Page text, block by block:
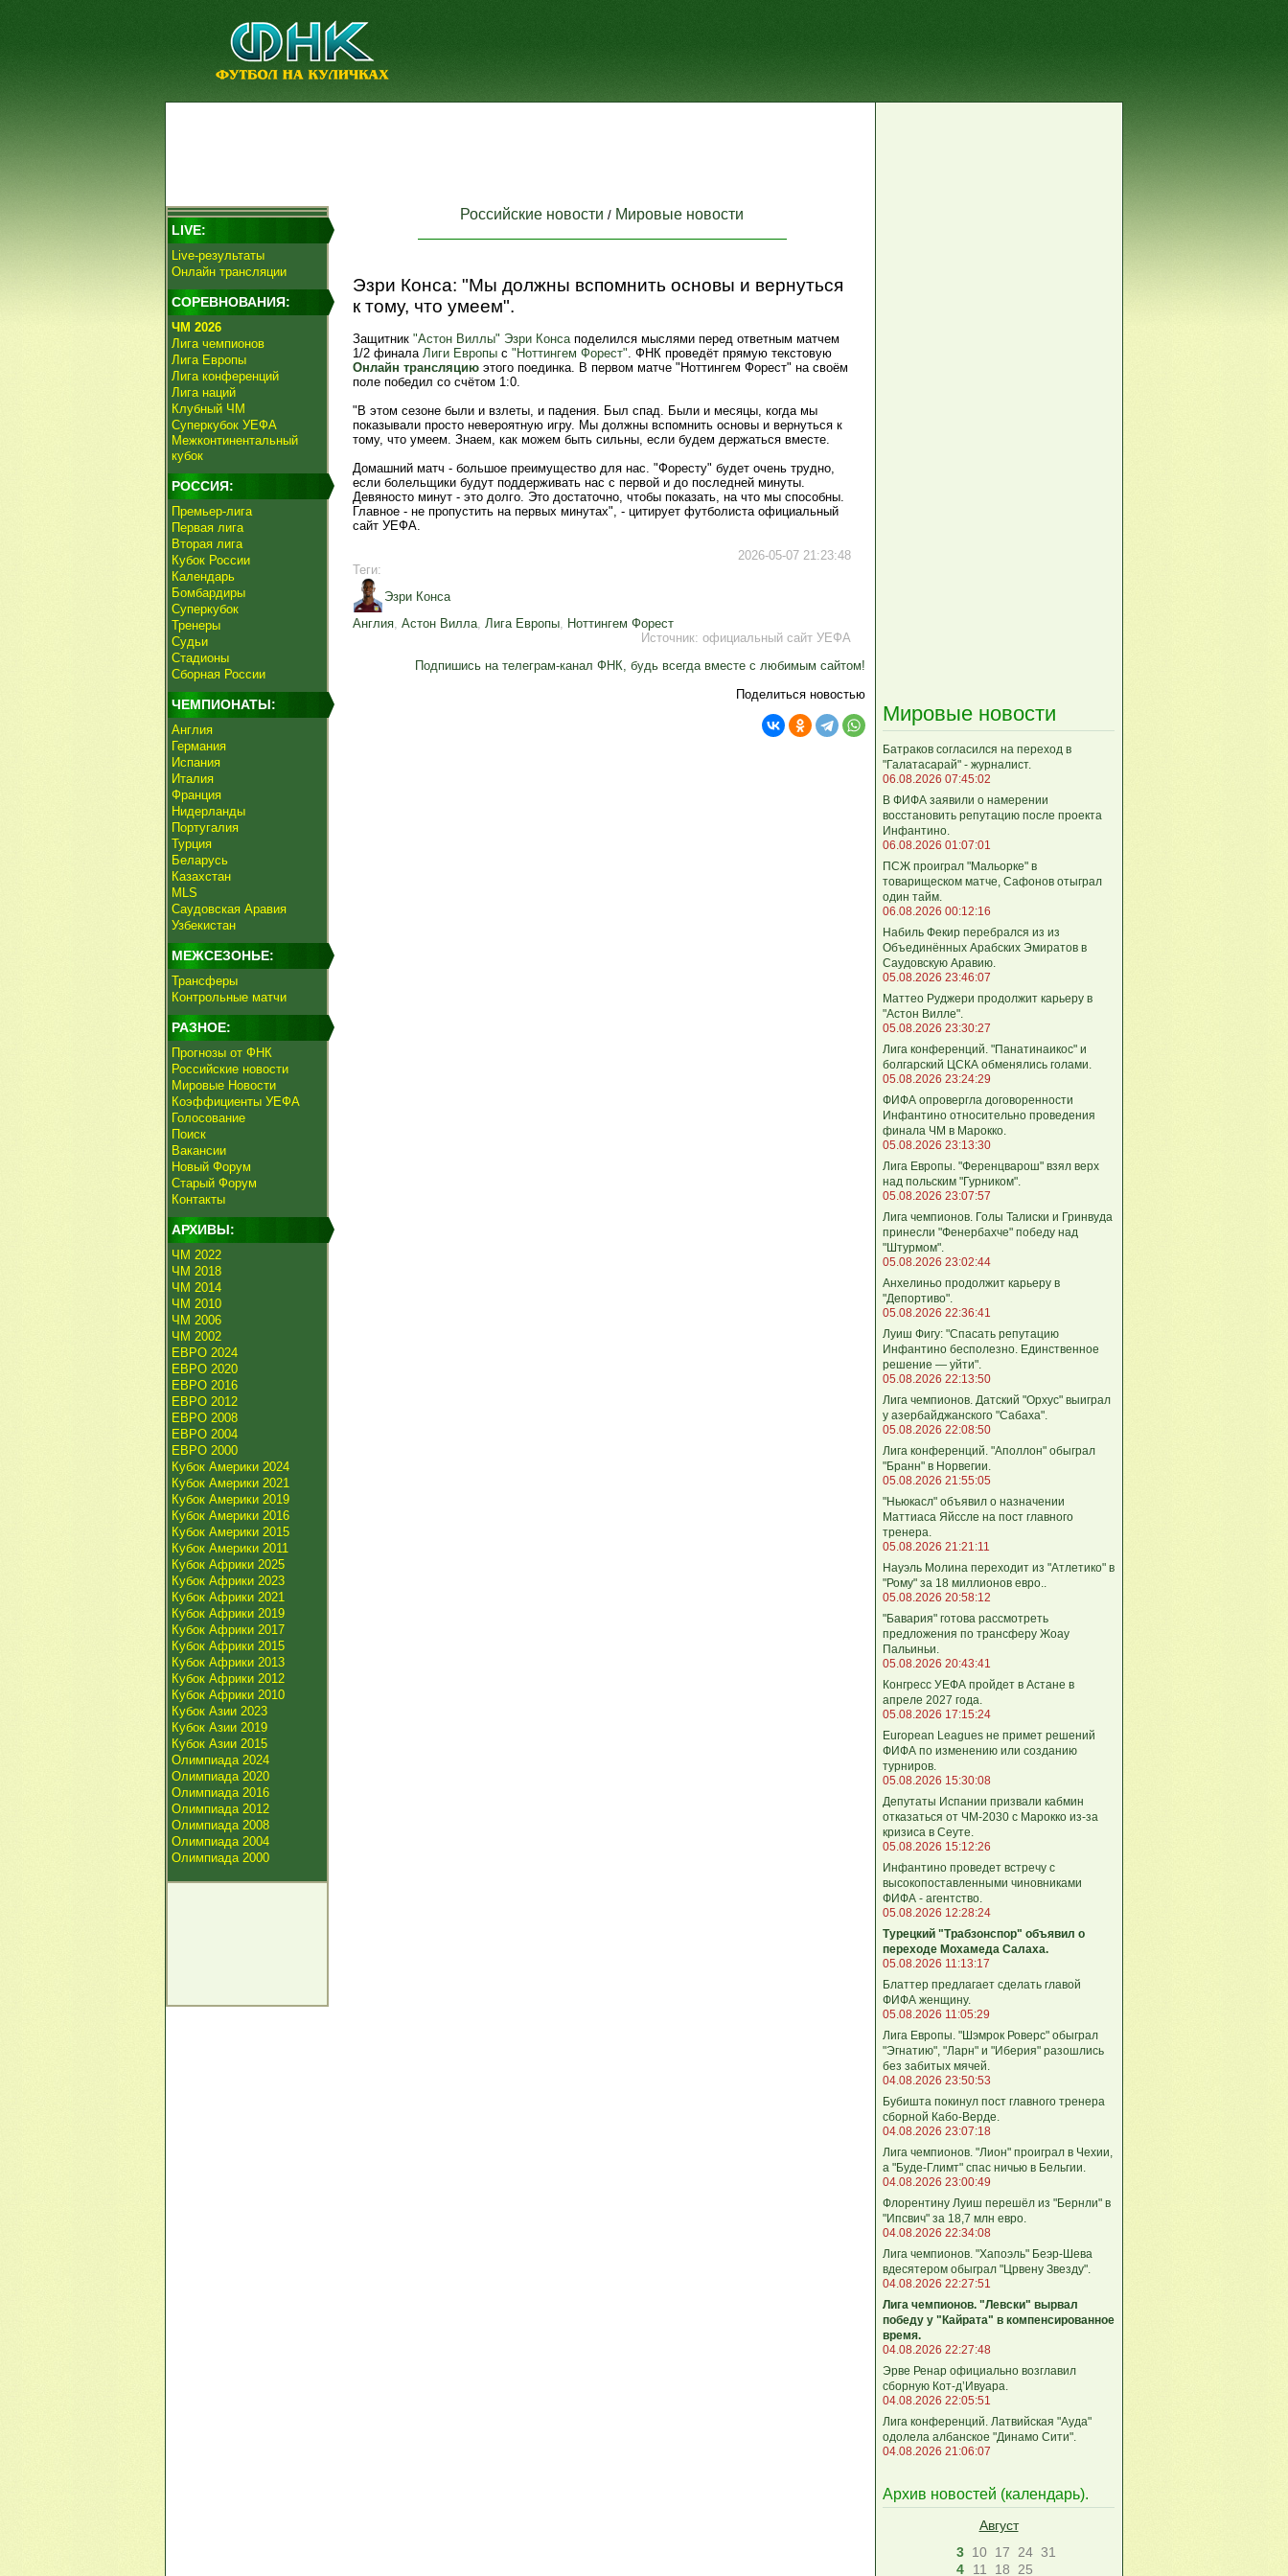
LIVE:
Live-результаты
Онлайн трансляции
СОРЕВНОВАНИЯ:
ЧМ 2026
Лига чемпионов
Лига Европы
Лига конференций
Лига наций
Клубный ЧМ
Суперкубок УЕФА
Межконтинентальный
кубок
РОССИЯ:
Премьер-лига
Первая лига
Вторая лига
Кубок России
Календарь
Бомбардиры
Суперкубок
Тренеры
Судьи
Стадионы
Сборная России
ЧЕМПИОНАТЫ:
Англия
Германия
Испания
Италия
Франция
Нидерланды
Португалия
Турция
Беларусь
Казахстан
MLS
Саудовская Аравия
Узбекистан
МЕЖСЕЗОНЬЕ:
Трансферы
Контрольные матчи
РАЗНОЕ:
Прогнозы от ФНК
Российские новости
Мировые Новости
Коэффициенты УЕФА
Голосование
Поиск
Вакансии
Новый Форум
Старый Форум
Контакты
АРХИВЫ:
ЧМ 2022
ЧМ 2018
ЧМ 2014
ЧМ 2010
ЧМ 2006
ЧМ 2002
ЕВРО 2024
ЕВРО 2020
ЕВРО 2016
ЕВРО 2012
ЕВРО 2008
ЕВРО 2004
ЕВРО 2000
Кубок Америки 2024
Кубок Америки 2021
Кубок Америки 2019
Кубок Америки 2016
Кубок Америки 2015
Кубок Америки 2011
Кубок Африки 2025
Кубок Африки 2023
Кубок Африки 2021
Кубок Африки 2019
Кубок Африки 2017
Кубок Африки 2015
Кубок Африки 2013
Кубок Африки 2012
Кубок Африки 2010
Кубок Азии 2023
Кубок Азии 2019
Кубок Азии 2015
Олимпиада 2024
Олимпиада 2020
Олимпиада 2016
Олимпиада 2012
Олимпиада 2008
Олимпиада 2004
Олимпиада 2000
Российские новости / Мировые новости
Эзри Конса: "Мы должны вспомнить основы и вернуться
к тому, что умеем".
Защитник "Астон Виллы" Эзри Консаподелился мыслями перед ответным матчем
1/2 финала Лиги Европы с "Ноттингем Форест". ФНК проведёт прямую текстовую
Онлайн трансляцию этого поединка. В первом матче "Ноттингем Форест" на своём
поле победил со счётом 1:0.
"В этом сезоне были и взлеты, и падения. Был спад. Были и месяцы, когда мы
показывали просто невероятную игру. Мы должны вспомнить основы и вернуться к
тому, что умеем. Знаем, как можем быть сильны, если будем держаться вместе.
Домашний матч - большое преимущество для нас. "Форесту" будет очень трудно,
если болельщики будут поддерживать нас с первой и до последней минуты.
Девяносто минут - это долго. Это достаточно, чтобы показать, на что мы способны.
Главное - не пропустить на первых минутах", - цитирует футболиста официальный
сайт УЕФА.
2026-05-07 21:23:48
Теги:
Эзри Конса
Англия, Астон Вилла, Лига Европы, Ноттингем Форест
Источник: официальный сайт УЕФА
Подпишись на телеграм-канал ФНК, будь всегда вместе с любимым сайтом!
Поделиться новостью
Мировые новости
Батраков согласился на переход в
"Галатасарай" - журналист.
06.08.2026 07:45:02
В ФИФА заявили о намерении
восстановить репутацию после проекта
Инфантино.
06.08.2026 01:07:01
ПСЖ проиграл "Мальорке" в
товарищеском матче, Сафонов отыграл
один тайм.
06.08.2026 00:12:16
Набиль Фекир перебрался из из
Объединённых Арабских Эмиратов в
Саудовскую Аравию.
05.08.2026 23:46:07
Маттео Руджери продолжит карьеру в
"Астон Вилле".
05.08.2026 23:30:27
Лига конференций. "Панатинаикос" и
болгарский ЦСКА обменялись голами.
05.08.2026 23:24:29
ФИФА опровергла договоренности
Инфантино относительно проведения
финала ЧМ в Марокко.
05.08.2026 23:13:30
Лига Европы. "Ференцварош" взял верх
над польским "Гурником".
05.08.2026 23:07:57
Лига чемпионов. Голы Талиски и Гринвуда
принесли "Фенербахче" победу над
"Штурмом".
05.08.2026 23:02:44
Анхелиньо продолжит карьеру в
"Депортиво".
05.08.2026 22:36:41
Луиш Фигу: "Спасать репутацию
Инфантино бесполезно. Единственное
решение — уйти".
05.08.2026 22:13:50
Лига чемпионов. Датский "Орхус" выиграл
у азербайджанского "Сабаха".
05.08.2026 22:08:50
Лига конференций. "Аполлон" обыграл
"Бранн" в Норвегии.
05.08.2026 21:55:05
"Ньюкасл" объявил о назначении
Маттиаса Яйссле на пост главного
тренера.
05.08.2026 21:21:11
Науэль Молина переходит из "Атлетико" в
"Рому" за 18 миллионов евро..
05.08.2026 20:58:12
"Бавария" готова рассмотреть
предложения по трансферу Жоау
Пальиньи.
05.08.2026 20:43:41
Конгресс УЕФА пройдет в Астане в
апреле 2027 года.
05.08.2026 17:15:24
European Leagues не примет решений
ФИФА по изменению или созданию
турниров.
05.08.2026 15:30:08
Депутаты Испании призвали кабмин
отказаться от ЧМ-2030 с Марокко из-за
кризиса в Сеуте.
05.08.2026 15:12:26
Инфантино проведет встречу с
высокопоставленными чиновниками
ФИФА - агентство.
05.08.2026 12:28:24
Турецкий "Трабзонспор" объявил о
переходе Мохамеда Салаха.
05.08.2026 11:13:17
Блаттер предлагает сделать главой
ФИФА женщину.
05.08.2026 11:05:29
Лига Европы. "Шэмрок Роверс" обыграл
"Эгнатию", "Ларн" и "Иберия" разошлись
без забитых мячей.
04.08.2026 23:50:53
Бубишта покинул пост главного тренера
сборной Кабо-Верде.
04.08.2026 23:07:18
Лига чемпионов. "Лион" проиграл в Чехии,
а "Буде-Глимт" спас ничью в Бельгии.
04.08.2026 23:00:49
Флорентину Луиш перешёл из "Бернли" в
"Ипсвич" за 18,7 млн евро.
04.08.2026 22:34:08
Лига чемпионов. "Хапоэль" Беэр-Шева
вдесятером обыграл "Црвену Звезду".
04.08.2026 22:27:51
Лига чемпионов. "Левски" вырвал
победу у "Кайрата" в компенсированное
время.
04.08.2026 22:27:48
Эрве Ренар официально возглавил
сборную Кот-д’Ивуара.
04.08.2026 22:05:51
Лига кoнференций. Латвийская "Ауда"
одолела албанское "Динамо Сити".
04.08.2026 21:06:07
Архив новостей (календарь).
Август
3 10 17 24 31
4
11 18 25